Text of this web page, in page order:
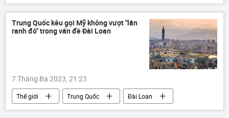
Cuộc khủng hoảng ở Ukraina
Ukraina
Nga
Bộ Quốc phòng Nga Thế giới
Trung Quốc kêu gọi Mỹ không vượt "lằn
ranh đỏ" trong vấn đề Đài Loan
7 Tháng Ba 2023, 21:23
Thế giới Trung Quốc
Đài Loan
chuyên gia
Quan điểm-Ý kiến